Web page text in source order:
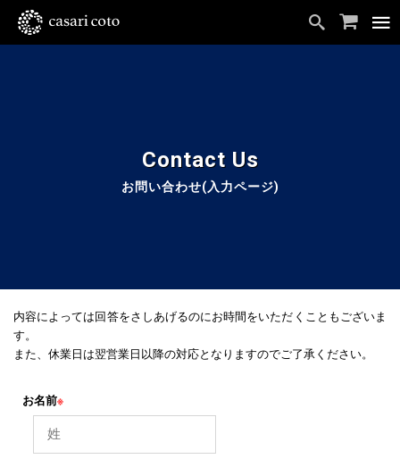
お問い合わせ(入力ページ)
内容によっては回答をさしあげるのにお時間をいただくこともございま
す。
また、休業日は翌営業日以降の対応となりますのでご了承ください。
お名前※